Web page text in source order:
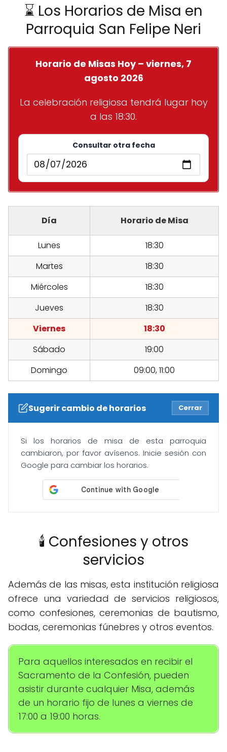
⌛ Los Horarios de Misa en
Parroquia San Felipe Neri
Horario de Misas Hoy – viernes, 7
agosto 2026
La celebración religiosa tendrá lugar hoy
a las 18:30.
Consultar otra fecha
Día Horario de Misa
Lunes
18:30
Martes
18:30
Miércoles
18:30
Jueves
18:30
Viernes
18:30
Sábado
19:00
Domingo
09:00, 11:00
Sugerir cambio de horarios Cerrar
Si los horarios de misa de esta parroquia
cambiaron, por favor avísenos. Inicie sesión con
Google para cambiar los horarios.
🕯️ Confesiones y otros
servicios
Además de las misas, esta institución religiosa
ofrece una variedad de servicios religiosos,
como confesiones, ceremonias de bautismo,
bodas, ceremonias fúnebres y otros eventos.
Para aquellos interesados en recibir el
Sacramento de la Confesión, pueden
asistir durante cualquier Misa, además
de un horario fijo de lunes a viernes de
17:00 a 19:00 horas.